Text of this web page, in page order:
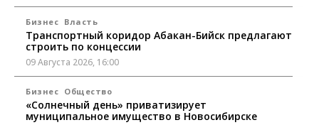
Бизнес Власть
Транспортный коридор Абакан-Бийск предлагают
строить по концессии
09 Августа 2026, 16:00
Бизнес Общество
«Солнечный день» приватизирует
муниципальное имущество в Новосибирске